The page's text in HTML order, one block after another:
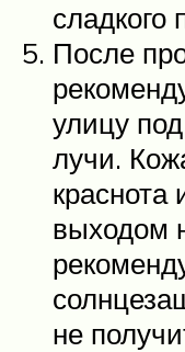
сладкого
После
улицу
лучи.
краснота
выходом
не